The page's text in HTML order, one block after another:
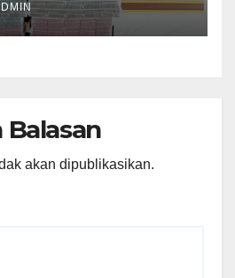
akan dipublikasikan.